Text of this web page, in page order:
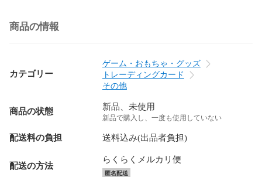
商品の情報
カテゴリー
ゲーム・おもちゃ・グッズ
トレーディングカード
その他
商品の状態 新品、未使用
新品で購入し、一度も使用していない
配送料の負担 送料込み(出品者負担)
配送の方法
らくらくメルカリ便
匿名配送